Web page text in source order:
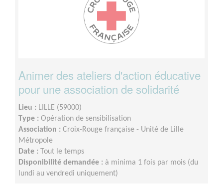
Animer des ateliers d'action éducative
pour une association de solidarité
Lieu : LILLE (59000)
Type : Opération de sensibilisation
Association : Croix-Rouge française - Unité de Lille
Métropole
Date : Tout le temps
Disponibilité demandée : à minima 1 fois par mois (du
lundi au vendredi uniquement)